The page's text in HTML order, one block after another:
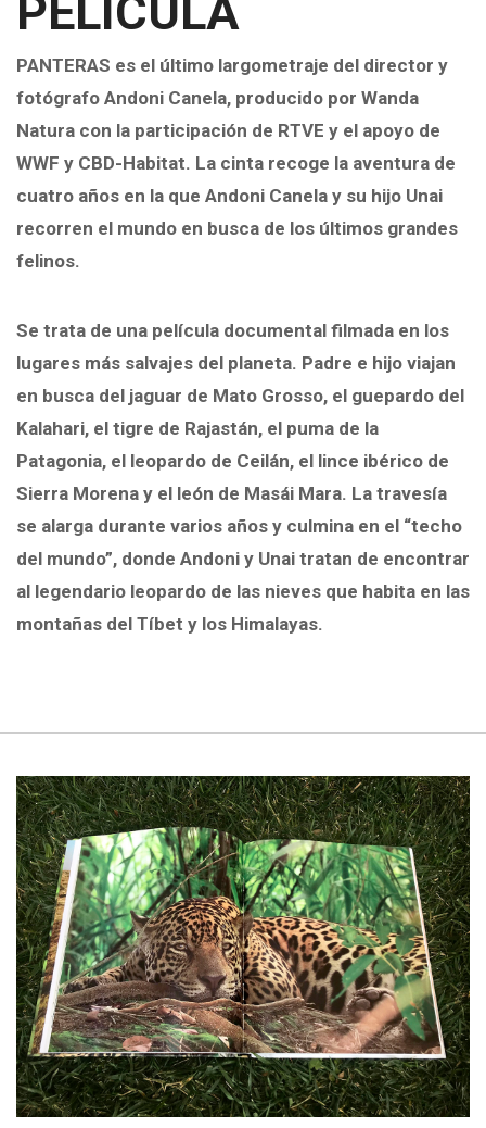
PELÍCULA
PANTERAS es el último largometraje del director y
fotógrafo Andoni Canela, producido por Wanda
Natura con la participación de RTVE y el apoyo de
WWF y CBD-Habitat. La cinta recoge la aventura de
cuatro años en la que Andoni Canela y su hijo Unai
recorren el mundo en busca de los últimos grandes
felinos.
Se trata de una película documental filmada en los
lugares más salvajes del planeta. Padre e hijo viajan
en busca del jaguar de Mato Grosso, el guepardo del
Kalahari, el tigre de Rajastán, el puma de la
Patagonia, el leopardo de Ceilán, el lince ibérico de
Sierra Morena y el león de Masái Mara. La travesía
se alarga durante varios años y culmina en el “techo
del mundo”, donde Andoni y Unai tratan de encontrar
al legendario leopardo de las nieves que habita en las
montañas del Tíbet y los Himalayas.